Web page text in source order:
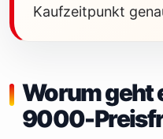
Kaufzeitpunkt
Worum geht
9000-